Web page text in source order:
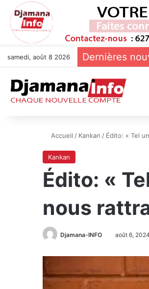
samedi, août 8 2026 Dernières
Accueil / Kankan / Édito: « Tel
Kankan
Édito: «
nous
Djamana-INFO août 6, 2024